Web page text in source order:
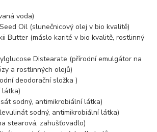
voda)
Oil (slunečnicový olej v bio kvalitě)
Butter (máslo karité v bio kvalitě, rostlinný
Distearate (přírodní emulgátor na
a rostlinných olejů)
deodorační složka )
látka)
sodný, antimikrobiální látka)
sodný, antimikrobiální látka)
stearová, zahušťovadlo)